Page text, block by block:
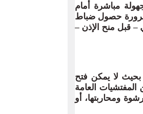
مباشرة أمام
على ضرورة حصول ضباط
– قبل منح الإذن –
بحيث لا يمكن فتح
العامة
ومحاربتها، أو